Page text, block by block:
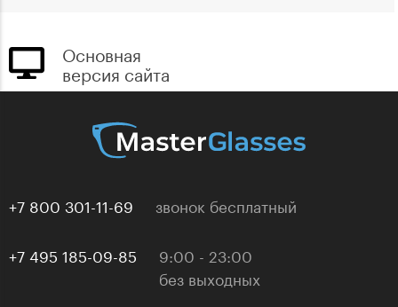
Основная
версия сайта
+7 800 301-11-69 звонок бесплатный
+7 495 185-09-85
9:00 - 23:00
без выходных